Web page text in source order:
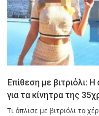
Επίθεση με βιτριόλι:
για τα κίνητρα της
Τι όπλισε με βιτριόλι το